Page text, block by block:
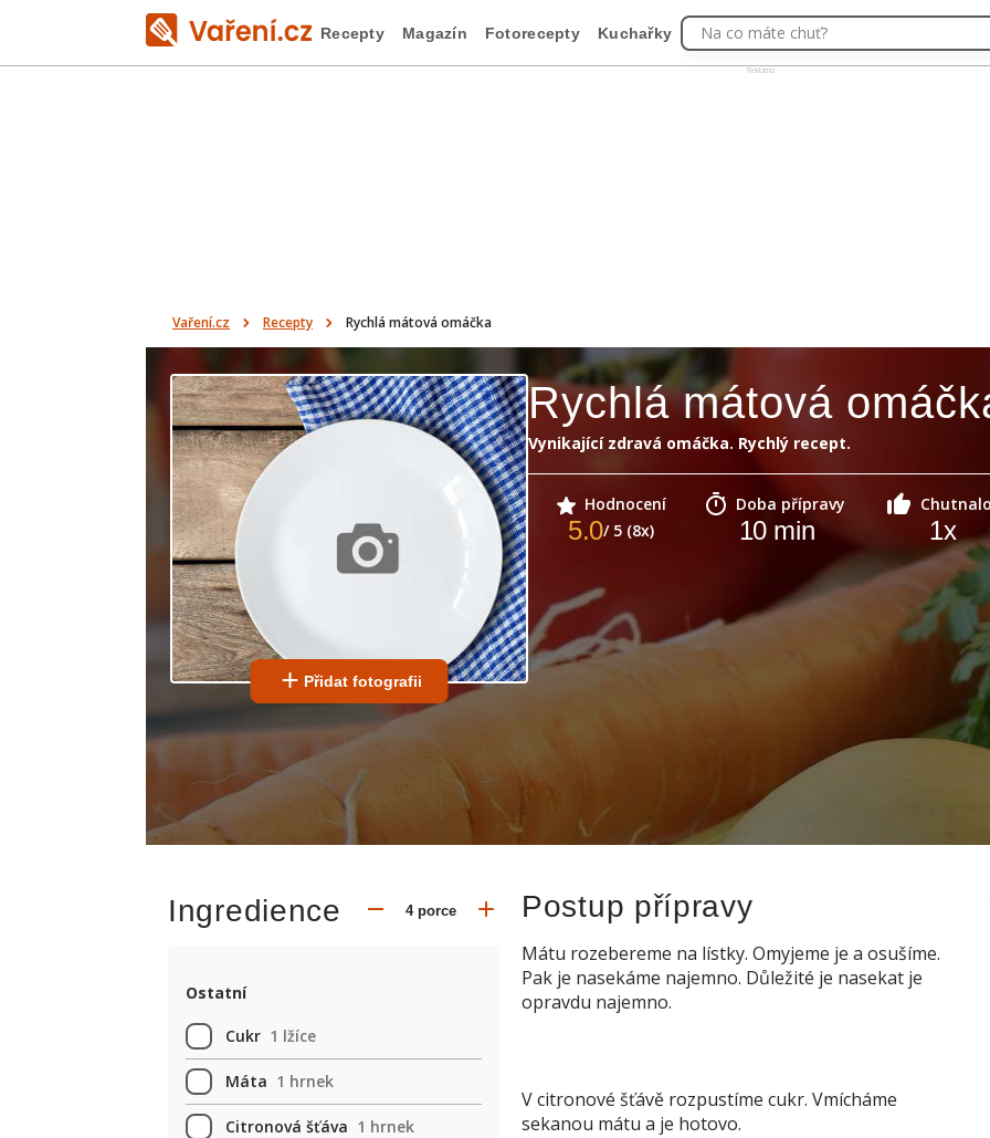
Reklama
Recepty Magazín Fotorecepty Kuchařky Na co máte chuť?
Vaření.cz Recepty Rychlá mátová omáčka
Přidat fotografii
Rychlá mátová
Vynikající zdravá omáčka. Rychlý recept.
Hodnocení
5.0/ 5 (8x)
Doba přípravy
10min
Chutnalo
1x
Ingredience
Ostatní
Cukr 1 lžíce
Máta 1 hrnek
Citronová šťáva 1 hrnek
Postup přípravy
Mátu rozebereme na lístky. Omyjeme je a osušíme.
Pak je nasekáme najemno. Důležité je nasekat je
opravdu najemno.
V citronové šťávě rozpustíme cukr. Vmícháme
sekanou mátu a je hotovo.